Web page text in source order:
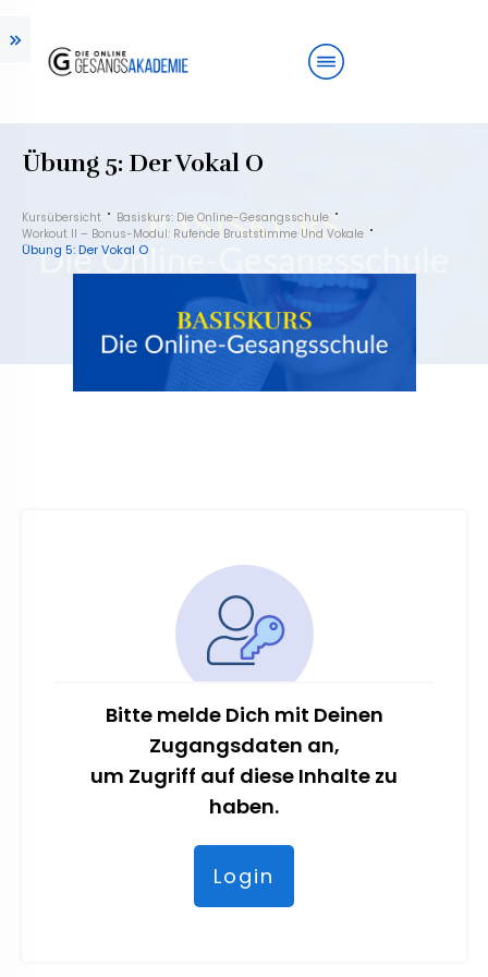
Übung 5: Der Vokal O
Kursübersicht
Basiskurs: Die Online-Gesangsschule
Workout II – Bonus-Modul: Rufende Bruststimme Und Vokale
Übung 5: Der Vokal O
Bitte melde Dich mit Deinen
Zugangsdaten an,
um Zugriff auf diese Inhalte zu
haben.
Login